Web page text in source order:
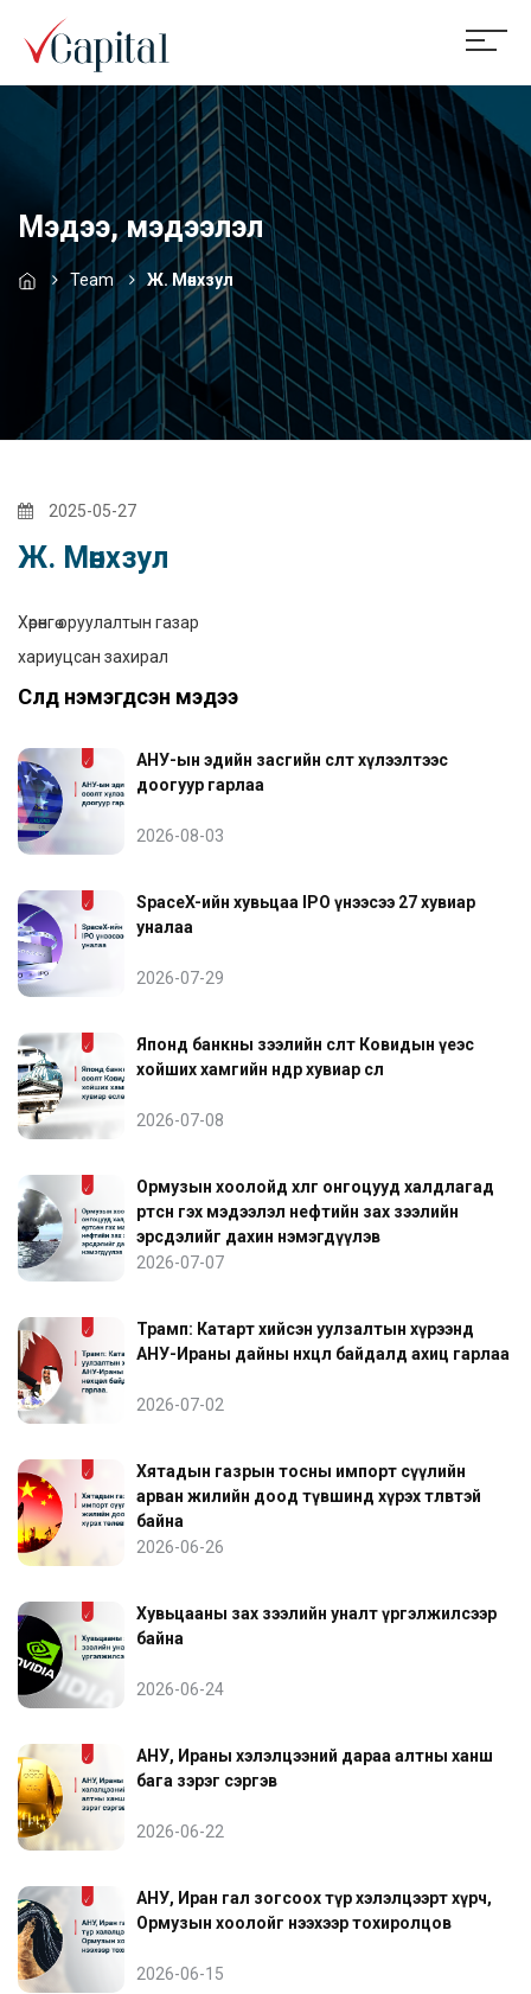
Мэдээ, мэдээлэл
Team Ж. Мөнхзул
2025-05-27
Ж. Мөнхзул
Хөрөнгө оруулалтын газар
хариуцсан захирал
Сүүлд нэмэгдсэн мэдээ
АНУ-ын эдийн засгийн өсөлт хүлээлтээс
доогуур гарлаа
2026-08-03
SpaceX-ийн хувьцаа IPO үнээсээ 27 хувиар
уналаа
2026-07-29
Японд банкны зээлийн өсөлт Ковидын үеэс
хойших хамгийн өндөр хувиар өслөө
2026-07-08
Ормузын хоолойд хөлөг онгоцууд халдлагад
өртсөн гэх мэдээлэл нефтийн зах зээлийн
эрсдэлийг дахин нэмэгдүүлэв
2026-07-07
Трамп: Катарт хийсэн уулзалтын хүрээнд
АНУ-Ираны дайны нөхцөл байдалд ахиц гарлаа
2026-07-02
Хятадын газрын тосны импорт сүүлийн
арван жилийн доод түвшинд хүрэх төлөвтэй
байна
2026-06-26
Хувьцааны зах зээлийн уналт үргэлжилсээр
байна
2026-06-24
АНУ, Ираны хэлэлцээний дараа алтны ханш
бага зэрэг сэргэв
2026-06-22
АНУ, Иран гал зогсоох түр хэлэлцээрт хүрч,
Ормузын хоолойг нээхээр тохиролцов
2026-06-15